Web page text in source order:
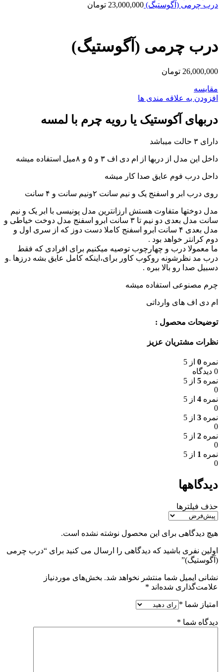
درب چرمی (آگوستیگ) 23,000,000 تومان
درب چرمی (آگوستیگ)
26,000,000 تومان
مقایسه
افزودن به علاقه مندی ها
دربهای آکوستیک یا رویه چرم با لمسه
دارای ۳ حالت میباشد
داخل این مدل از دربها از ام دی اف ۳ و ۵ و ۸میل استفاده میشه
داحل درب فوم عایق صدا کار میشه
روی درب ابر و اسفنج یک و نیم سانت ۲ونیم سانت و ۴ سانت
مدل دوختها متفاوت هستش ارزانترین مدل پونیسی با ابر یک و نیم
سانت مدل بعدی دو نیم تا ۳ سانت ابرو اسفنج مدل دوخت خیاطی و
مدل بعدی ۴ سانت ابرو اسفنج کاملا دست دوز که از سری اول و
دوم کرانتر خواهد بود .
ما معمولا درب و چهارچوب توصیه میکنیم برای افرادی که فقط
درب مد نظرشونه روکوب کاور برای،اینکه کامل عایق بشه درزها .و
دسبیل صدا رو بالا ببره .
چرم مصنوعی استفاده میشه
ام دی اف های وارداتی
توضیحات محصول :
نظرات مشتریان عزیز
نمره 0 از 5
0 دیدگاه
نمره 5 از 5
0
نمره 4 از 5
0
نمره 3 از 5
0
نمره 2 از 5
0
نمره 1 از 5
0
دیدگاهها
حذف فیلترها
هیچ دیدگاهی برای این محصول نوشته نشده است.
اولین نفری باشید که دیدگاهی را ارسال می کنید برای “درب چرمی
(آگوستیگ)”
نشانی ایمیل شما منتشر نخواهد شد. بخش‌های موردنیاز
علامت‌گذاری شده‌اند *
امتیاز شما *
دیدگاه شما *